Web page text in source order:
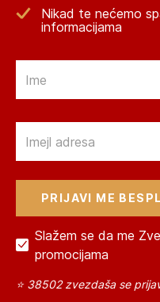
Nikad te nećemo
informacijama
Slažem se da me
promocijama
⭐ 38502 zvezdaša se